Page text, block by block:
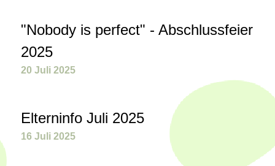
"Nobody is perfect" - Abschlussfeier
2025
20 Juli 2025
Elterninfo Juli 2025
16 Juli 2025